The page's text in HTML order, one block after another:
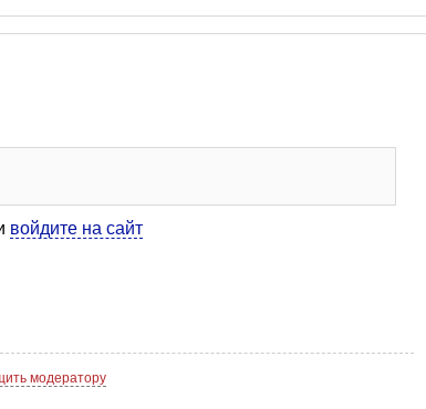
войдите на сайт
модератору